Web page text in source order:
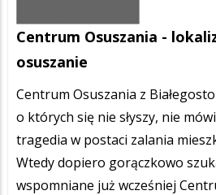
Centrum Osuszania -
osuszanie
Centrum Osuszania z
o których się nie słyszy, nie
tragedia w postaci zalania
Wtedy dopiero gorączkowo
wspomniane już wcześniej